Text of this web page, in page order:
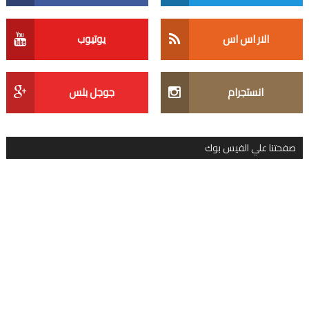
يوتيوب الار اس اس
جوجل بلس انستجرام
صفحتنا علي الفيس بوك